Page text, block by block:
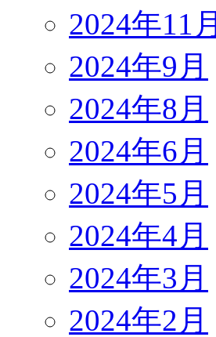
2024年11月
2024年9月
2024年8月
2024年6月
2024年5月
2024年4月
2024年3月
2024年2月